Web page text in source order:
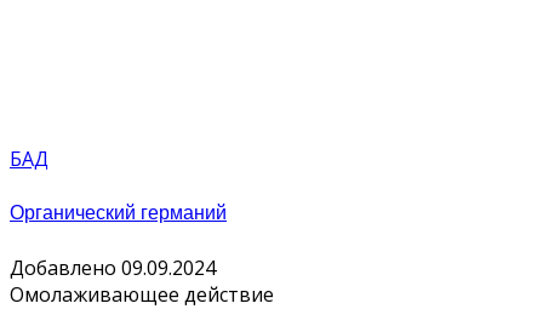
БАД
Органический германий
Добавлено 09.09.2024
Омолаживающее действие